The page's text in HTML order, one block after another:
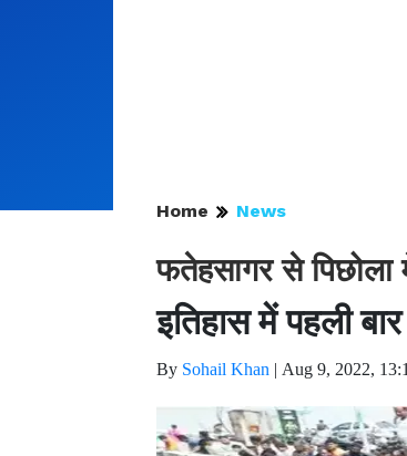
Home News
फतेहसागर से पिछोला
इतिहास में पहली
By Sohail Khan | Aug 9, 2022,